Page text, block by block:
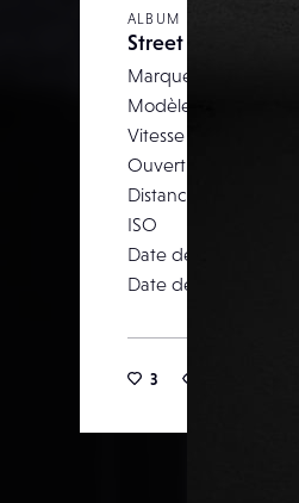
ALBUM
Street Photography
Marque
Modèle
Vitesse d’obturation
Ouverture
Distance focale
ISO
Date de prise de vue
Date de publication
3